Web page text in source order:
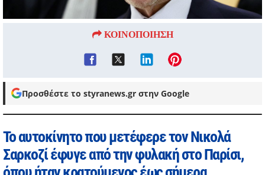
ΚΟΙΝΟΠΟΙΗΣΗ
Προσθέστε το styranews.gr στην Google
Το αυτοκίνητο που μετέφερε τον Νικολά
Σαρκοζί έφυγε από την φυλακή στο Παρίσι,